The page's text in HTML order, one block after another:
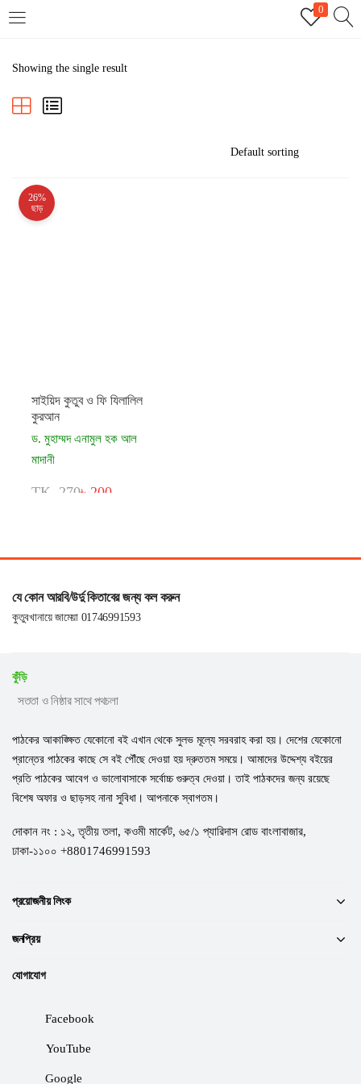
0
REGISTER
Showing the single result
26%
ছাড়
সাইয়িদ কুতুব ও ফি যিলালিল
কুরআন
ড. মুহাম্মদ এনামুল হক আল
মাদানী
TK. 270৳ 200
যে কোন আরবি/উর্দু কিতাবের জন্য কল করুন
কুতুবখানায়ে জামেয়া 01746991593
কুঁড়ি
সততা ও নিষ্ঠার সাথে পথচলা
পাঠকের আকাঙ্ক্ষিত যেকোনো বই এখান থেকে সুলভ মূল্যে সরবরাহ করা হয়। দেশের যেকোনো
প্রান্তের পাঠকের কাছে সে বই পৌঁছে দেওয়া হয় দ্রুততম সময়ে। আমাদের উদ্দেশ্য বইয়ের
প্রতি পাঠকের আবেগ ও ভালোবাসাকে সর্বোচ্চ গুরুত্ব দেওয়া। তাই পাঠকদের জন্য রয়েছে
বিশেষ অফার ও ছাড়সহ নানা সুবিধা। আপনাকে স্বাগতম।
দোকান নং : ১২, তৃতীয় তলা, কওমী মার্কেট, ৬৫/১ প্যারিদাস রোড বাংলাবাজার,
ঢাকা-১১০০ +8801746991593
প্রয়োজনীয় লিংক
জনপ্রিয়
যোগাযোগ
Facebook
YouTube
Google